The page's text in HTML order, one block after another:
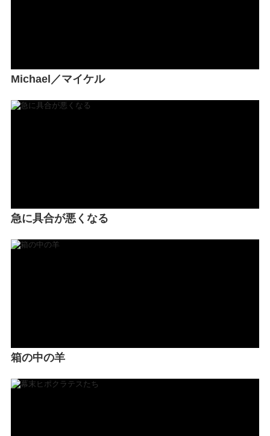
Michael／マイケル
急に具合が悪くなる
箱の中の羊